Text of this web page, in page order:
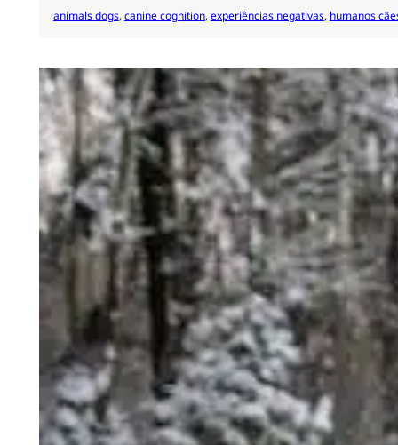
animals dogs, canine cognition, experiências negativas, humanos